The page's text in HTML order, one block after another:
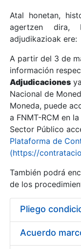
Erakutsi/Ezkutatu
Erakutsi/Ezkutatu
Erakutsi/Ezkutatu
Erakutsi/Ezkutatu
Erakutsi/
Atal honetan,
agertzen dira,
adjudikazioak ere:
A partir del 3 de
información
Adjudicaciones
Nacional de
Moneda, puede
a FNMT-RCM en
Sector Público
Plataforma de
(https://
También podrá
de los